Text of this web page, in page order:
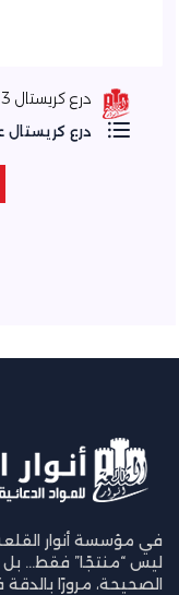
درع كريستال Q-13
درع كريستال
في مؤسسة أنوار القلعة
ليس “منتجًا” فقط… بل
الصحيحة، مرورًا